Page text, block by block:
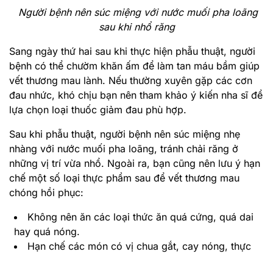
Người bệnh nên súc miệng với nước muối pha loãng
sau khi nhổ răng
Sang ngày thứ hai sau khi thực hiện phẫu thuật, người
bệnh có thể chườm khăn ấm để làm tan máu bầm giúp
vết thương mau lành. Nếu thường xuyên gặp các cơn
đau nhức, khó chịu bạn nên tham khảo ý kiến nha sĩ để
lựa chọn loại thuốc giảm đau phù hợp.
Sau khi phẫu thuật, người bệnh nên súc miệng nhẹ
nhàng với nước muối pha loãng, tránh chải răng ở
những vị trí vừa nhổ. Ngoài ra, bạn cũng nên lưu ý hạn
chế một số loại thực phẩm sau để vết thương mau
chóng hồi phục:
Không nên ăn các loại thức ăn quá cứng, quá dai
hay quá nóng.
Hạn chế các món có vị chua gắt, cay nóng, thực